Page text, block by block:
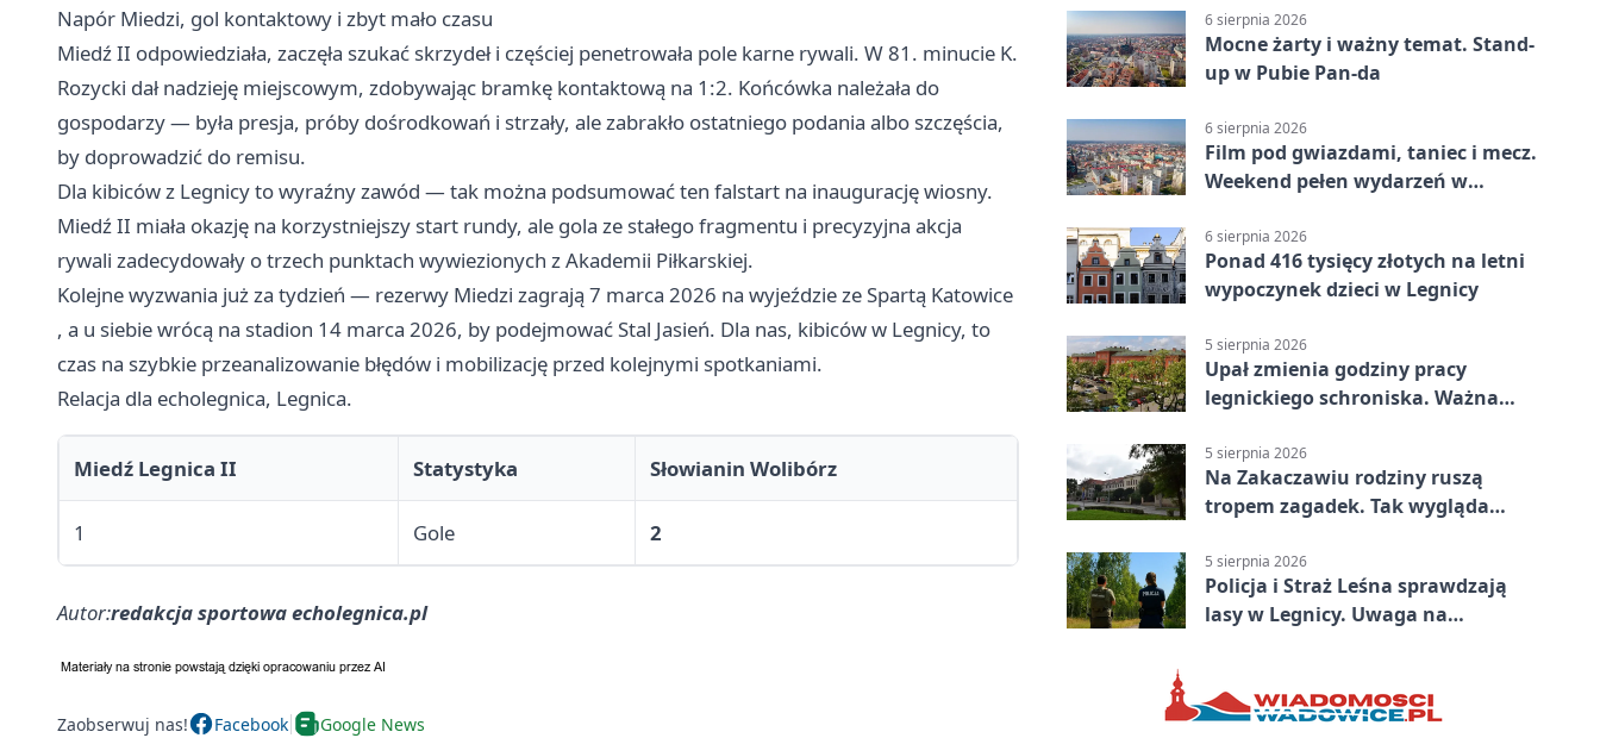
Napór Miedzi, gol kontaktowy i zbyt mało czasu
Miedź II odpowiedziała, zaczęła szukać skrzydeł i częściej penetrowała pole karne rywali. W 81. minucie K.
Rozycki dał nadzieję miejscowym, zdobywając bramkę kontaktową na 1:2. Końcówka należała do
gospodarzy — była presja, próby dośrodkowań i strzały, ale zabrakło ostatniego podania albo szczęścia,
by doprowadzić do remisu.
Dla kibiców z Legnicy to wyraźny zawód — tak można podsumować ten falstart na inaugurację wiosny.
Miedź II miała okazję na korzystniejszy start rundy, ale gola ze stałego fragmentu i precyzyjna akcja
rywali zadecydowały o trzech punktach wywiezionych z Akademii Piłkarskiej.
Kolejne wyzwania już za tydzień — rezerwy Miedzi zagrają 7 marca 2026 na wyjeździe ze Spartą Katowice
, a u siebie wrócą na stadion 14 marca 2026, by podejmować Stal Jasień. Dla nas, kibiców w Legnicy, to
czas na szybkie przeanalizowanie błędów i mobilizację przed kolejnymi spotkaniami.
Relacja dla echolegnica, Legnica.
Miedź Legnica II Statystyka Słowianin Wolibórz
1 Gole 2
Autor:redakcja sportowa echolegnica.pl
Zaobserwuj nas! Facebook Google News
6 sierpnia 2026
Mocne żarty i ważny temat. Stand-
up w Pubie Pan-da
6 sierpnia 2026
Film pod gwiazdami, taniec i mecz.
Weekend pełen wydarzeń w
6 sierpnia 2026
Ponad 416 tysięcy złotych na letni
wypoczynek dzieci w Legnicy
5 sierpnia 2026
Upał zmienia godziny pracy
legnickiego schroniska. Ważna
5 sierpnia 2026
Na Zakaczawiu rodziny ruszą
tropem zagadek. Tak wygląda
5 sierpnia 2026
Policja i Straż Leśna sprawdzają
lasy w Legnicy. Uwaga na